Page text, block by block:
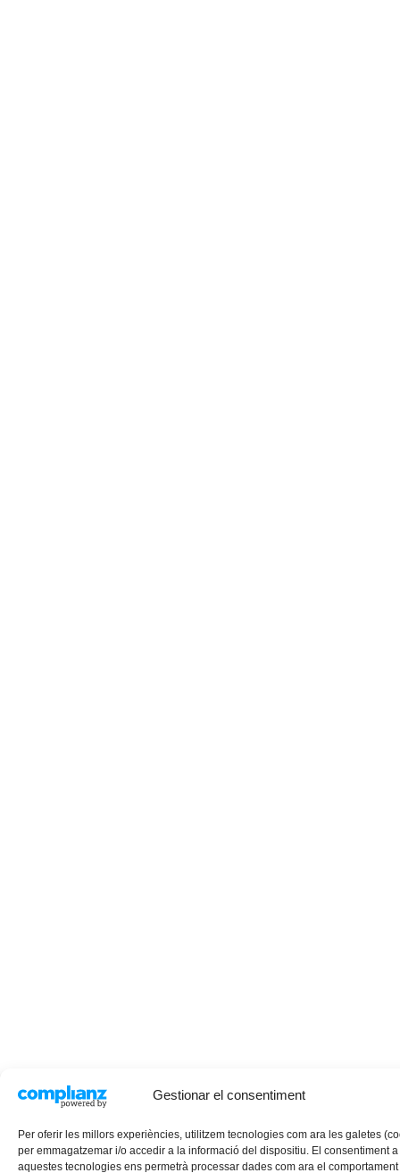
Gestionar el consentiment
Per oferir les millors experiències, utilitzem tecnologies com ara les galetes
per emmagatzemar i/o accedir a la informació del dispositiu. El consentiment a
aquestes tecnologies ens permetrà processar dades com ara el